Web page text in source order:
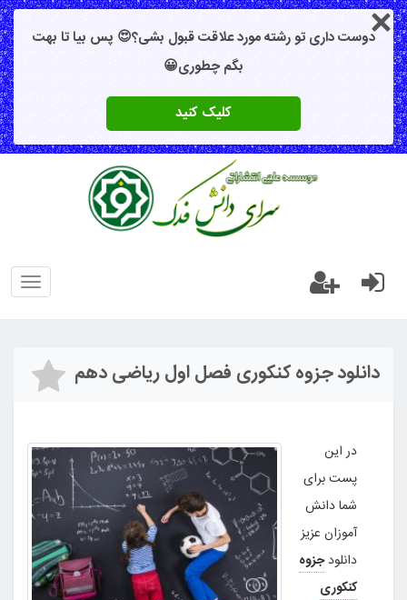
دوست داری تو رشته مورد علاقت قبول بشی؟😍 پس بیا تا بهت
بگم چطوری😀
کلیک کنید
دانلود جزوه کنکوری فصل اول ریاضی دهم
در این
پست برای
شما دانش
آموزان عزیز
دانلودجزوه
کنکوری